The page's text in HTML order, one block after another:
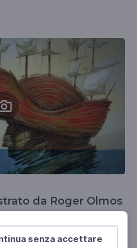
senza accettare
da Roger Olmos